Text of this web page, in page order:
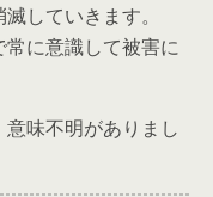
していきます。
に意識して被害に
味不明がありまし